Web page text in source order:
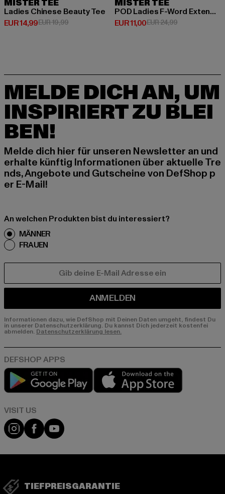
MISTER TEE
Ladies Chinese Beauty Tee
EUR 14,99
Derzeitiger Preis: EUR 14,99
EUR 19,99Aktionspreis: EUR 19,99
MISTER TEE
POD Ladies F-Word Extended Shoulder Tee
EUR 11,00
Derzeitiger Preis: EUR 11,00
EUR 24,99Aktionspreis:
MELDE DICH AN, UM
INSPIRIERT ZU BLEI
BEN!
Melde dich hier für unseren Newsletter an und
erhalte künftig Informationen über aktuelle Tre
nds, Angebote und Gutscheine von DefShop p
er E-Mail!
An welchen Produkten bist du interessiert?
MÄNNER
FRAUEN
ANMELDEN
Informationen dazu, wie DefShop mit Deinen Daten umgeht, findest Du
in unserer Datenschutzerklärung. Du kannst Dich jederzeit kostenfei
abmelden. Datenschutzerklärung lesen.
Play market
Visit our Instagram page:
Visit our Facebook page:
Visit our YouTube channel:
TIEFPREISGARANTIE